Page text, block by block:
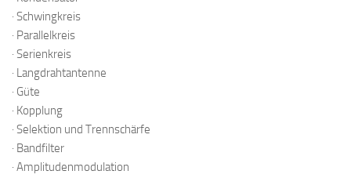
· Schwingkreis
· Parallelkreis
· Serienkreis
· Langdrahtantenne
· Güte
· Kopplung
· Selektion und Trennschärfe
· Bandfilter
· Amplitudenmodulation